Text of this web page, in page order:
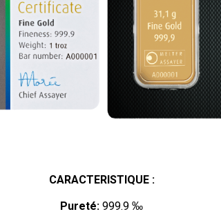
CARACTERISTIQUE :
Pureté: 999.9 ‰